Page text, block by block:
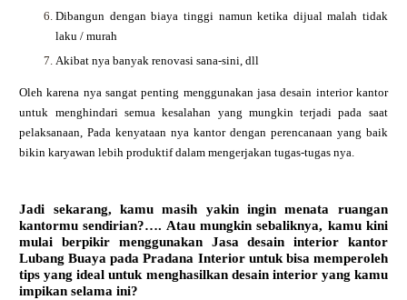
Dibangun dengan biaya tinggi namun ketika dijual malah tidak
laku / murah
Akibat nya banyak renovasi sana-sini, dll
Oleh karena nya sangat penting menggunakan jasa desain interior kantor
untuk menghindari semua kesalahan yang mungkin terjadi pada saat
pelaksanaan, Pada kenyataan nya kantor dengan perencanaan yang baik
bikin karyawan lebih produktif dalam mengerjakan tugas-tugas nya.
Jadi sekarang, kamu masih yakin ingin menata ruangan
kantormu sendirian?…. Atau mungkin sebaliknya, kamu kini
mulai berpikir menggunakan Jasa desain interior kantor
Lubang Buayapada Pradana Interior untuk bisa memperoleh
tips yang ideal untuk menghasilkan desain interior yang kamu
impikan selama ini?